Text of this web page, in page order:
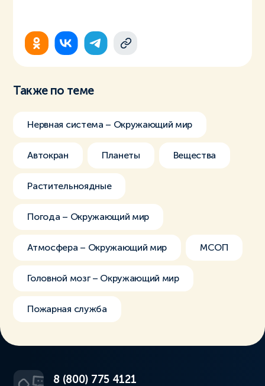
Также по теме
Нервная система – Окружающий мир
Автокран Планеты Вещества
Растительноядные
Погода – Окружающий мир
Атмосфера – Окружающий мир МСОП
Головной мозг – Окружающий мир
Пожарная служба
8 (800) 775 4121